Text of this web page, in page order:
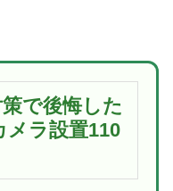
策で後悔した
メラ設置110